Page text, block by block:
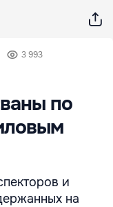
3 993
по
и
на